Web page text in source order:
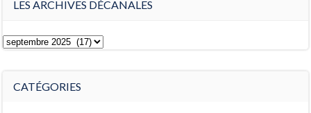
LES ARCHIVES DÉCANALES
Les
CATÉGORIES